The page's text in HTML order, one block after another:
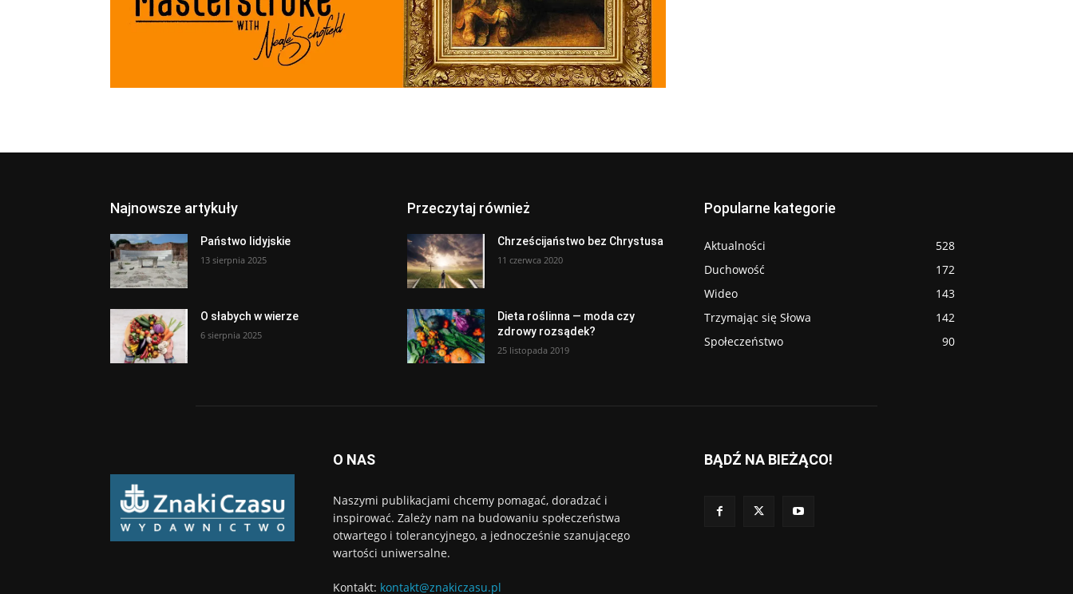
Najnowsze artykuły
Państwo lidyjskie
13 sierpnia 2025
O słabych w wierze
6 sierpnia 2025
Przeczytaj również
Chrześcijaństwo bez Chrystusa
11 czerwca 2020
Dieta roślinna — moda czy
zdrowy rozsądek?
25 listopada 2019
Popularne kategorie
Aktualności
528
Duchowość
172
Wideo
143
Trzymając się Słowa
142
Społeczeństwo
90
O NAS
Naszymi publikacjami chcemy pomagać, doradzać i
inspirować. Zależy nam na budowaniu społeczeństwa
otwartego i tolerancyjnego, a jednocześnie szanującego
wartości uniwersalne.
Kontakt: kontakt@znakiczasu.pl
BĄDŹ NA BIEŻĄCO!